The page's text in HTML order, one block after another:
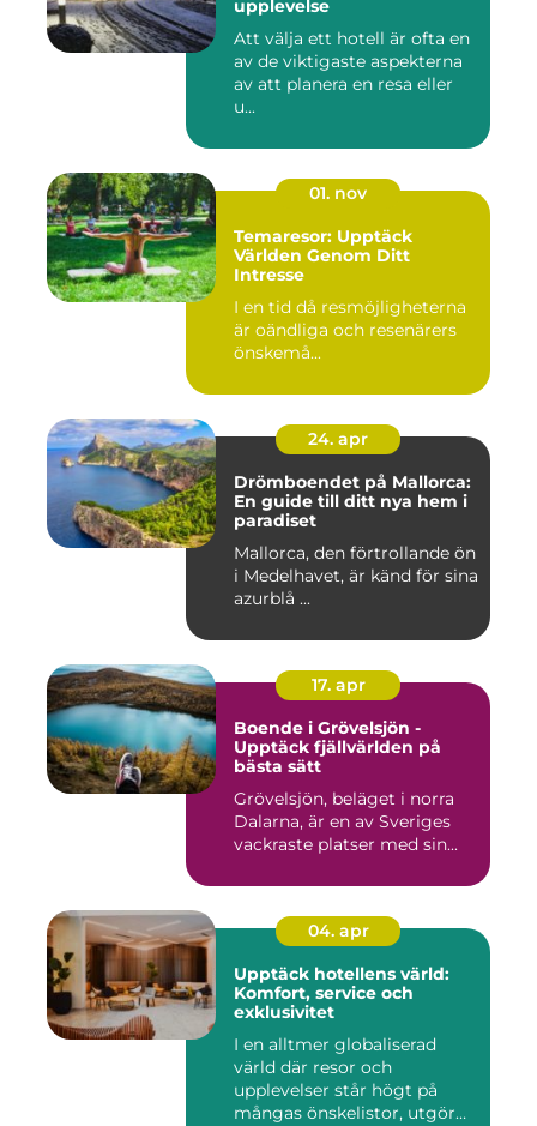
upplevelse
Att välja ett hotell är ofta en
av de viktigaste aspekterna
av att planera en resa eller
u...
01. nov
Temaresor: Upptäck
Världen Genom Ditt
Intresse
I en tid då resmöjligheterna
är oändliga och resenärers
önskemå...
24. apr
Drömboendet på Mallorca:
En guide till ditt nya hem i
paradiset
Mallorca, den förtrollande ön
i Medelhavet, är känd för sina
azurblå ...
17. apr
Boende i Grövelsjön -
Upptäck fjällvärlden på
bästa sätt
Grövelsjön, beläget i norra
Dalarna, är en av Sveriges
vackraste platser med sin...
04. apr
Upptäck hotellens värld:
Komfort, service och
exklusivitet
I en alltmer globaliserad
värld där resor och
upplevelser står högt på
mångas önskelistor, utgör